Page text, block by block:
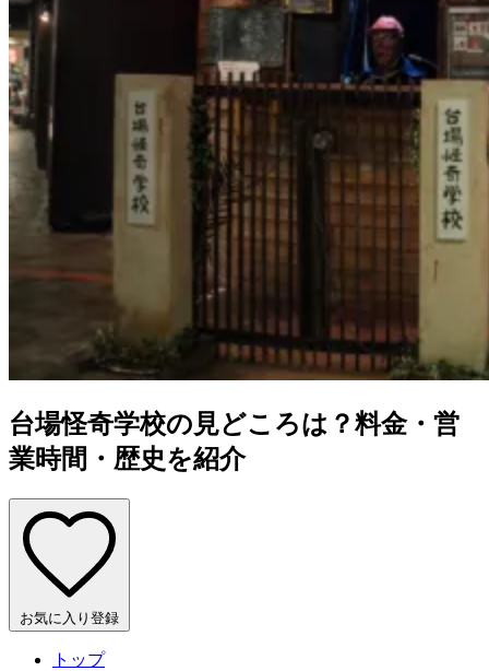
台場怪奇学校の見どころは？料金・営
業時間・歴史を紹介
お気に入り登録
トップ